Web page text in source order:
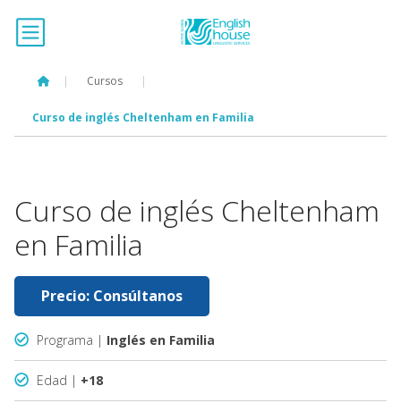
| Cursos |
Curso de inglés Cheltenham en Familia
Curso de inglés Cheltenham
en Familia
Precio: Consúltanos
Programa | Inglés en Familia
Edad | +18